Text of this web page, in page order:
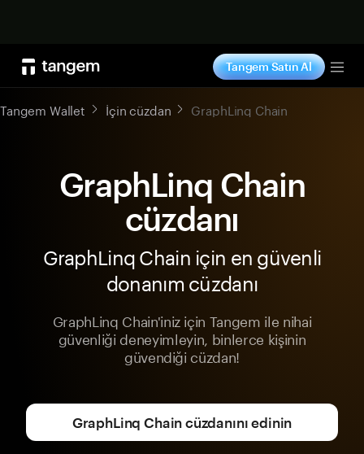
Tangem Satın Al
Tangem Wallet İçin cüzdan GraphLinq Chain
GraphLinq Chain
cüzdanı
GraphLinq Chain için en güvenli
donanım cüzdanı
GraphLinq Chain'iniz için Tangem ile nihai
güvenliği deneyimleyin, binlerce kişinin
güvendiği cüzdan!
GraphLinq Chain cüzdanını edinin